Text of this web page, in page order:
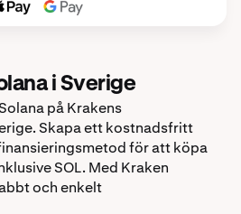
i Sverige
på Krakens
Skapa ett kostnadsfritt
för att köpa
SOL. Med Kraken
och enkelt